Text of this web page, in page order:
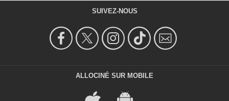
SUIVEZ-NOUS
ALLOCINÉ SUR MOBILE